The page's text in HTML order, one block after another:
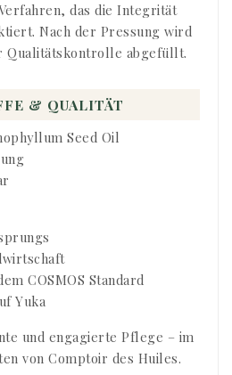
das die Integrität
Nach der Pressung wird
Qualitätskontrolle abgefüllt.
& QUALITÄT
Seed Oil
COSMOS Standard
Yuka
und engagierte Pflege – im
von Comptoir des Huiles.